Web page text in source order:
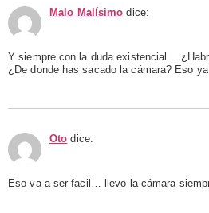
Malo Malísimo dice:
Y siempre con la duda
¿De donde has sacado la cámara? Eso
Oto dice:
Eso va a ser facil… llevo la cámara